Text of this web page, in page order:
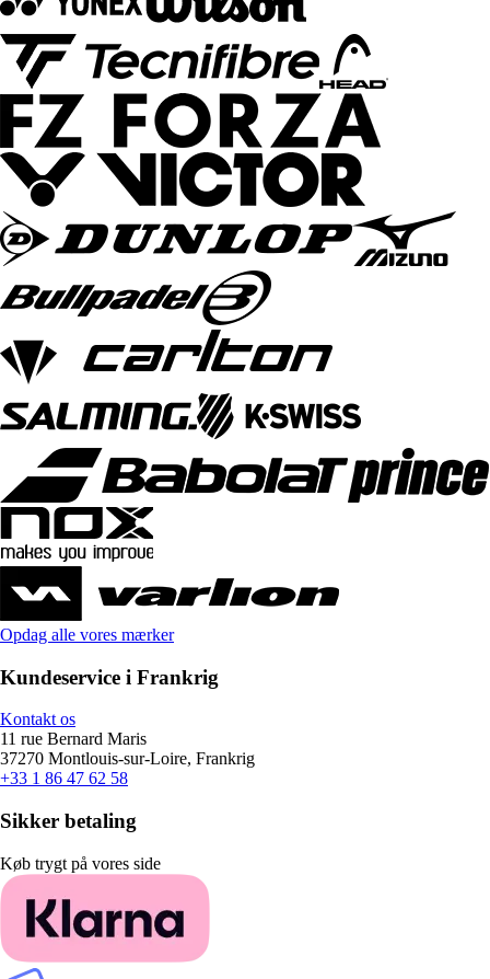
Opdag alle vores mærker
Kundeservice i Frankrig
Kontakt os
11 rue Bernard Maris
37270 Montlouis-sur-Loire, Frankrig
+33 1 86 47 62 58
Sikker betaling
Køb trygt på vores side